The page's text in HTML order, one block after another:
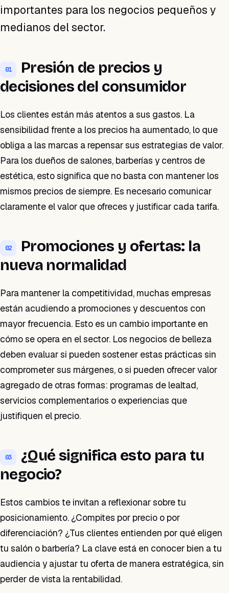
importantes para los negocios pequeños y
medianos del sector.
01
Presión de precios y
decisiones del consumidor
Los clientes están más atentos a sus gastos. La
sensibilidad frente a los precios ha aumentado, lo que
obliga a las marcas a repensar sus estrategias de valor.
Para los dueños de salones, barberías y centros de
estética, esto significa que no basta con mantener los
mismos precios de siempre. Es necesario comunicar
claramente el valor que ofreces y justificar cada tarifa.
02
Promociones y ofertas: la
nueva normalidad
Para mantener la competitividad, muchas empresas
están acudiendo a promociones y descuentos con
mayor frecuencia. Esto es un cambio importante en
cómo se opera en el sector. Los negocios de belleza
deben evaluar si pueden sostener estas prácticas sin
comprometer sus márgenes, o si pueden ofrecer valor
agregado de otras formas: programas de lealtad,
servicios complementarios o experiencias que
justifiquen el precio.
03
¿Qué significa esto para tu
negocio?
Estos cambios te invitan a reflexionar sobre tu
posicionamiento. ¿Compites por precio o por
diferenciación? ¿Tus clientes entienden por qué eligen
tu salón o barbería? La clave está en conocer bien a tu
audiencia y ajustar tu oferta de manera estratégica, sin
perder de vista la rentabilidad.